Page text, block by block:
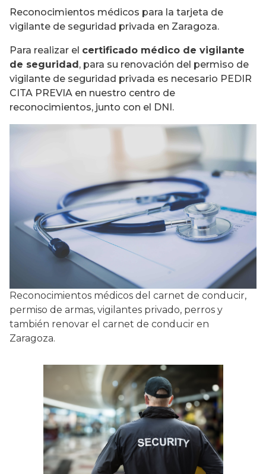
Reconocimientos médicos para la tarjeta de
vigilante de seguridad privada en Zaragoza.
Para realizar el certificado médico de vigilante
de seguridad, para su renovación del permiso de
vigilante de seguridad privada es necesario PEDIR
CITA PREVIA en nuestro centro de
reconocimientos, junto con el DNI.
Reconocimientos médicos del carnet de conducir,
permiso de armas, vigilantes privado, perros y
también renovar el carnet de conducir en
Zaragoza.